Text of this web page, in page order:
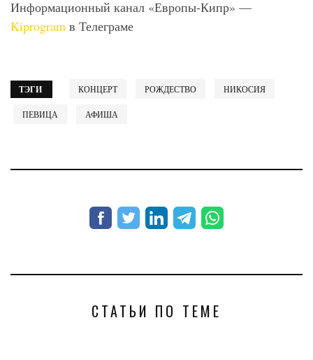
Информационный канал «Европы-Кипр» —
Kiprogram в Телеграме
ТЭГИ КОНЦЕРТ РОЖДЕСТВО НИКОСИЯ
ПЕВИЦА АФИША
СТАТЬИ ПО ТЕМЕ